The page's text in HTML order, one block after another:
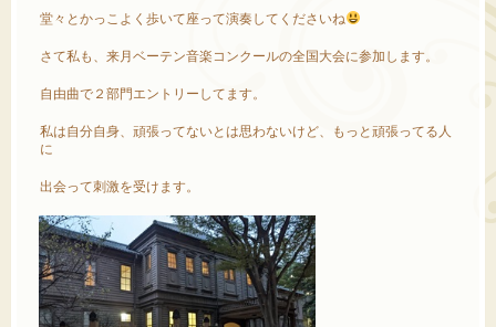
堂々とかっこよく歩いて座って演奏してくださいね
さて私も、来月ベーテン音楽コンクールの全国大会に参加します。
自由曲で２部門エントリーしてます。
私は自分自身、頑張ってないとは思わないけど、もっと頑張ってる人
に
出会って刺激を受けます。